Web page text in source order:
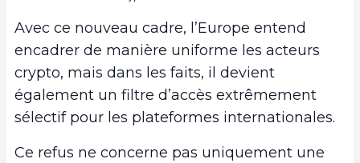
Avec ce nouveau cadre, l’Europe entend
encadrer de manière uniforme les acteurs
crypto, mais dans les faits, il devient
également un filtre d’accès extrêmement
sélectif pour les plateformes internationales.
Ce refus ne concerne pas uniquement une